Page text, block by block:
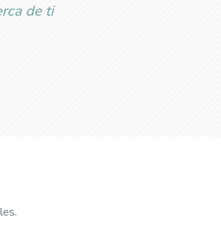
de ti